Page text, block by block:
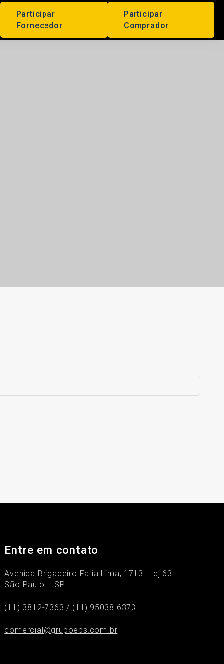
Participar
Fornecedor
Participar
Comprador
Entre em contato
Avenida Brigadeiro Faria Lima, 1713 – cj 63
São Paulo – SP
(11) 3812-7363 / (11) 95038.6373
comercial@grupoebs.com.br